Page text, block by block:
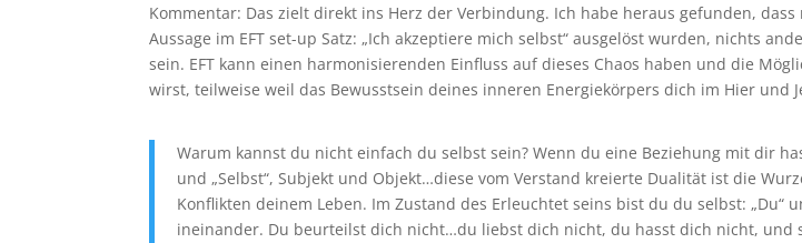
Kommentar: Das zielt direkt ins Herz der Verbindung. Ich habe heraus gefunden,
Aussage im EFT set-up Satz: „Ich akzeptiere mich selbst“ ausgelöst wurden, nichts
sein. EFT kann einen harmonisierenden Einfluss auf dieses Chaos haben und die
wirst, teilweise weil das Bewusstsein deines inneren Energiekörpers dich im Hier und
Warum kannst du nicht einfach du selbst sein? Wenn du eine Beziehung mit dir
und „Selbst“, Subjekt und Objekt…diese vom Verstand kreierte Dualität ist die
Konflikten deinem Leben. Im Zustand des Erleuchtet seins bist du du selbst: „Du“
ineinander. Du beurteilst dich nicht…du liebst dich nicht, du hasst dich nicht, und